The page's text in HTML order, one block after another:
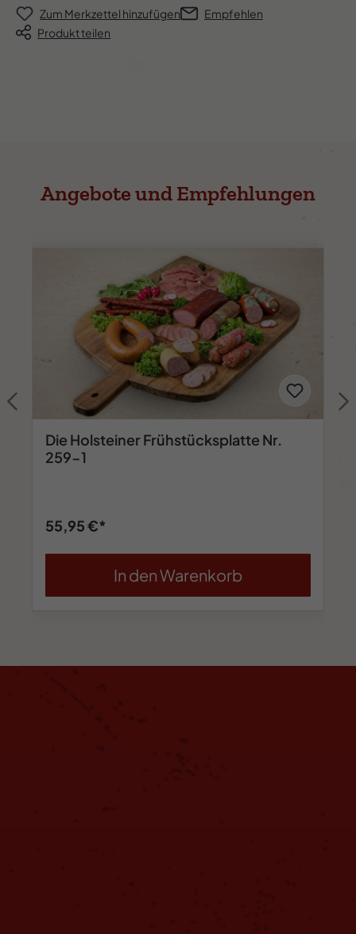
Zum Merkzettel hinzufügen
Empfehlen
Produkt teilen
Angebote und Empfehlungen
Die Holsteiner Frühstücksplatte Nr.
259-1
55,95 €*
In den Warenkorb